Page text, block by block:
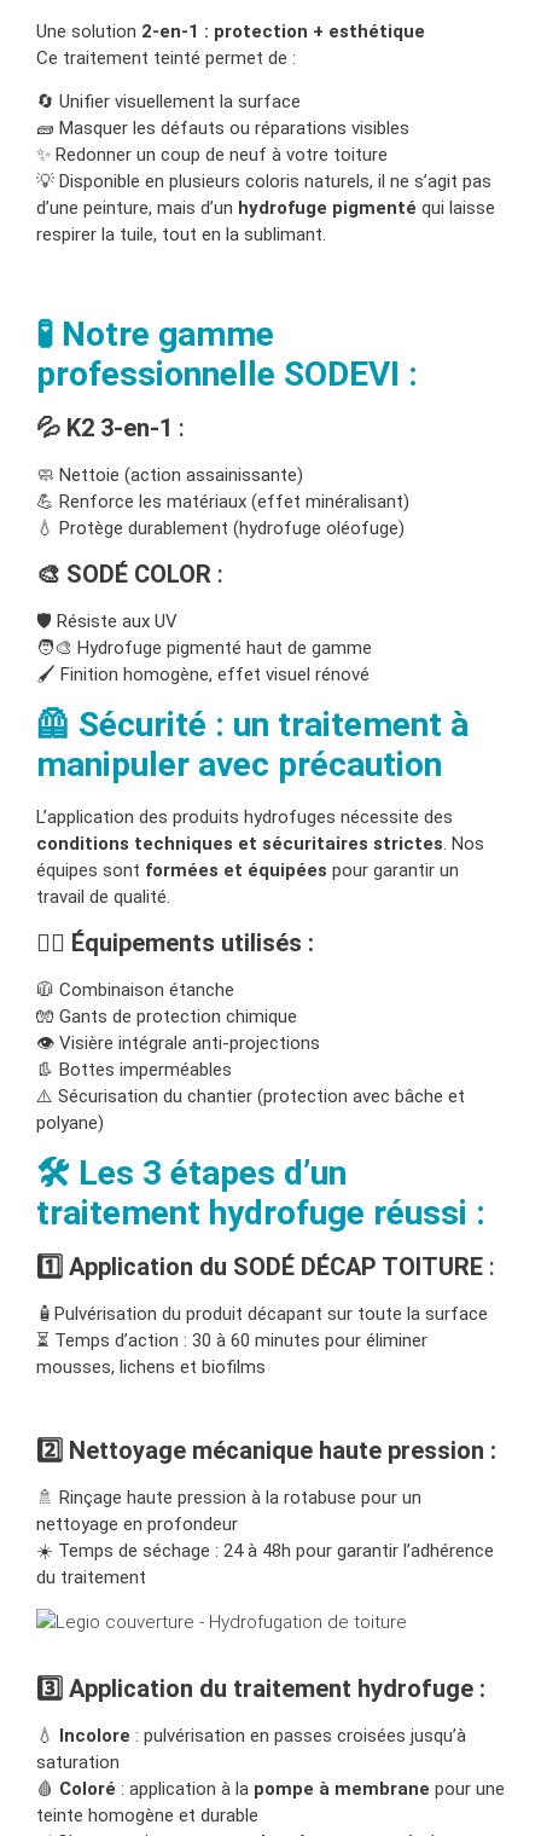
Une solution 2-en-1 : protection + esthétique
Ce traitement teinté permet de :
🔄 Unifier visuellement la surface
🧱 Masquer les défauts ou réparations visibles
✨ Redonner un coup de neuf à votre toiture
💡 Disponible en plusieurs coloris naturels, il ne s’agit pas
d’une peinture, mais d’un hydrofuge pigmenté qui laisse
respirer la tuile, tout en la sublimant.
🧪 Notre gamme
professionnelle SODEVI :
💦 K2 3-en-1 :
🧼 Nettoie (action assainissante)
💪 Renforce les matériaux (effet minéralisant)
💧 Protège durablement (hydrofuge oléofuge)
🎨 SODÉ COLOR :
🛡️ Résiste aux UV
🧑‍🎨 Hydrofuge pigmenté haut de gamme
🖌️ Finition homogène, effet visuel rénové
🦺 Sécurité : un traitement à
manipuler avec précaution
L’application des produits hydrofuges nécessite des
conditions techniques et sécuritaires strictes. Nos
équipes sont formées et équipées pour garantir un
travail de qualité.
👷‍♂️ Équipements utilisés :
🧥 Combinaison étanche
🧤 Gants de protection chimique
👁️ Visière intégrale anti-projections
👢 Bottes imperméables
⚠️ Sécurisation du chantier (protection avec bâche et
polyane)
🛠️ Les 3 étapes d’un
traitement hydrofuge réussi :
1️⃣ Application du SODÉ DÉCAP TOITURE :
🧴Pulvérisation du produit décapant sur toute la surface
⏳ Temps d’action : 30 à 60 minutes pour éliminer
mousses, lichens et biofilms
2️⃣ Nettoyage mécanique haute pression :
🚿 Rinçage haute pression à la rotabuse pour un
nettoyage en profondeur
☀️ Temps de séchage : 24 à 48h pour garantir l’adhérence
du traitement
3️⃣ Application du traitement hydrofuge :
💧 Incolore : pulvérisation en passes croisées jusqu’à
saturation
🩸 Coloré : application à la pompe à membrane pour une
teinte homogène et durable